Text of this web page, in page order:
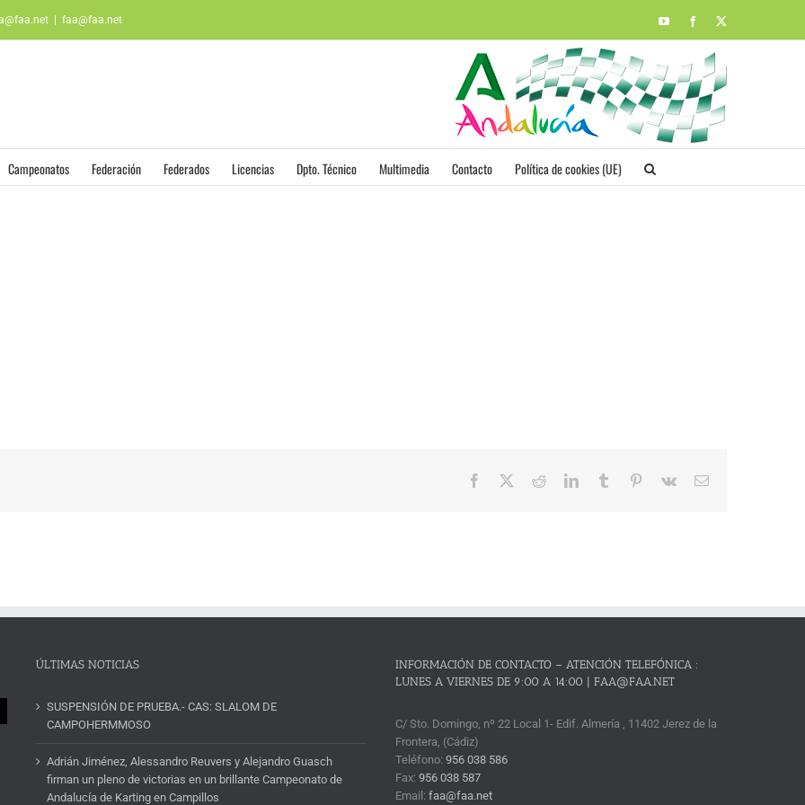
faa@faa.net YouTubeFacebook
Campeonatos Federación Federados Licencias Dpto. Técnico Multimedia Contacto Política de cookies (UE)
Facebook RedditLinkedInTumblr Pinterest
Vk
Correo
ÚLTIMAS NOTICIAS
SUSPENSIÓN DE PRUEBA.- CAS: SLALOM DE
CAMPOHERMMOSO
Adrián Jiménez, Alessandro Reuvers y Alejandro Guasch
firman un pleno de victorias en un brillante Campeonato de
Andalucía de Karting en Campillos
INFORMACIÓN DE CONTACTO – ATENCIÓN TELEFÓNICA :
LUNES A VIERNES DE 9:00 A 14:00 | FAA@FAA.NET
C/ Sto. Domingo, nº 22 Local 1- Edif. Almería , 11402 Jerez de la
Frontera, (Cádiz)
Teléfono:956 038 586
Fax:956 038 587
Email:faa@faa.net